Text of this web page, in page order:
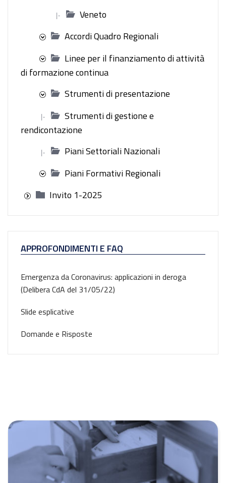
|-
Veneto
Accordi Quadro Regionali
Linee per il finanziamento di attività
di formazione continua
Strumenti di presentazione
|-
Strumenti di gestione e
rendicontazione
|-
Piani Settoriali Nazionali
Piani Formativi Regionali
Invito 1-2025
APPROFONDIMENTI E FAQ
Emergenza da Coronavirus: applicazioni in deroga
(Delibera CdA del 31/05/22)
Slide esplicative
Domande e Risposte